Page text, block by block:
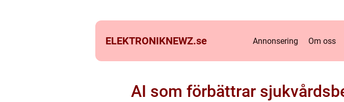
ELEKTRONIKNEWZ.se Annonsering Om oss
AI som förbättrar